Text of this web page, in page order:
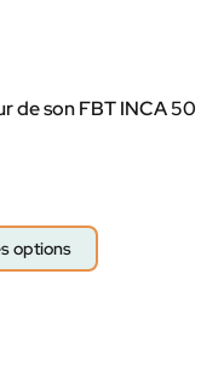
de son FBT INCA 50
options